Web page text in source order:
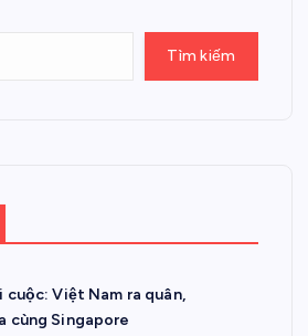
Tìm kiếm
cuộc: Việt Nam ra quân,
cùng Singapore